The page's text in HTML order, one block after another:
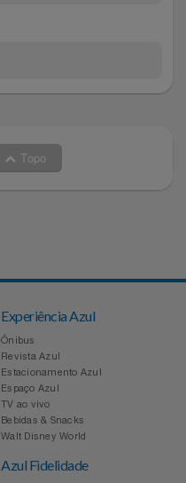
Topo
Experiência Azul
Ônibus
Revista Azul
Estacionamento Azul
Espaço Azul
TV ao vivo
Bebidas & Snacks
Walt Disney World
Azul Fidelidade